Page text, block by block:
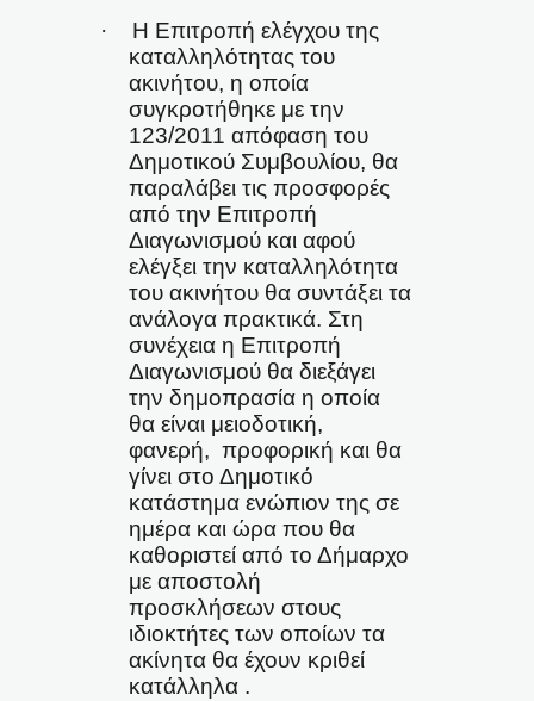
·
Η Επιτροπή ελέγχου της
καταλληλότητας του
ακινήτου, η οποία
συγκροτήθηκε με την
123/2011 απόφαση του
Δημοτικού Συμβουλίου, θα
παραλάβει τις προσφορές
από την Επιτροπή
Διαγωνισμού και αφού
ελέγξει την καταλληλότητα
του ακινήτου θα συντάξει τα
ανάλογα πρακτικά. Στη
συνέχεια η Επιτροπή
Διαγωνισμού θα διεξάγει
την δημοπρασία η οποία
θα είναι μειοδοτική,
φανερή, προφορική και θα
γίνει στο Δημοτικό
κατάστημα ενώπιον της σε
ημέρα και ώρα που θα
καθοριστεί από το Δήμαρχο
με αποστολή
προσκλήσεων στους
ιδιοκτήτες των οποίων τα
ακίνητα θα έχουν κριθεί
κατάλληλα .